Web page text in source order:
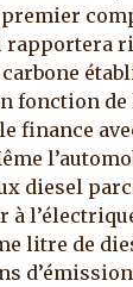
rapportera
fonction
finance
diesel
à
litre de